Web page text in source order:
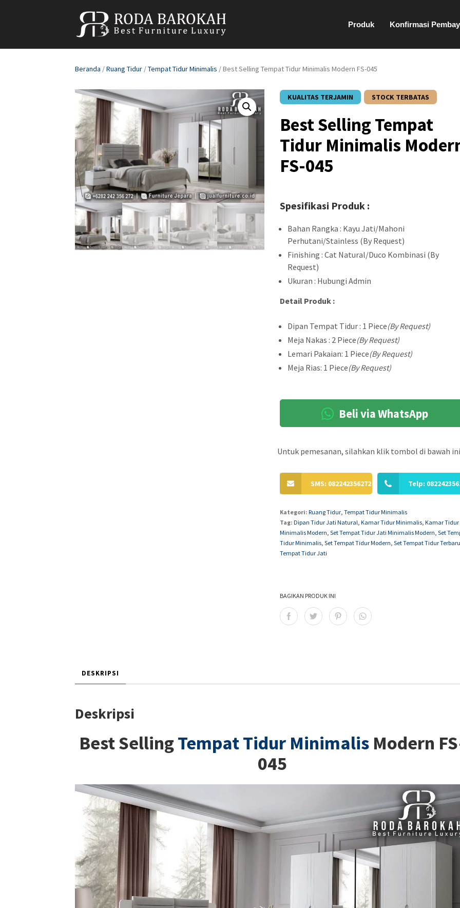
Produk Konfirmasi
Beranda /Ruang Tidur /Tempat Tidur Minimalis / Best Selling Tempat Tidur Minimalis Modern FS-045
KUALITAS TERJAMIN STOCK TERBATAS
Best Selling Tempat
Tidur Minimalis
FS-045
Spesifikasi Produk :
Bahan Rangka : Kayu Jati/Mahoni
Perhutani/Stainless (By Request)
Finishing : Cat Natural/Duco Kombinasi (By
Request)
Ukuran : Hubungi Admin
Detail Produk :
Dipan Tempat Tidur : 1 Piece(By Request)
Meja Nakas : 2 Piece(By Request)
Lemari Pakaian: 1 Piece(By Request)
Meja Rias: 1 Piece(By Request)
Beli via WhatsApp
Untuk pemesanan, silahkan klik tombol di bawah
SMS: 082242356272 Telp:
Kategori:Ruang Tidur,Tempat Tidur Minimalis
Tag:Dipan Tidur Jati Natural,Kamar Tidur Minimalis,Kamar Tidur
Minimalis Modern,Set Tempat Tidur Jati Minimalis Modern,Set
Tidur Minimalis,Set Tempat Tidur Modern,Set Tempat Tidur
Tempat Tidur Jati
BAGIKAN PRODUK INI
DESKRIPSI
Deskripsi
Best SellingTempat Tidur Minimalis Modern
045